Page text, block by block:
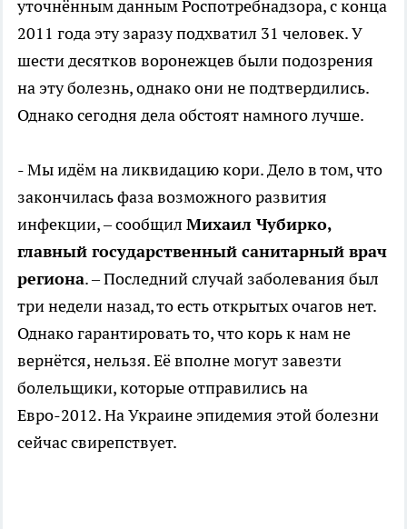
уточнённым данным Роспотребнадзора, с конца
2011 года эту заразу подхватил 31 человек. У
шести десятков воронежцев были подозрения
на эту болезнь, однако они не подтвердились.
Однако сегодня дела обстоят намного лучше.
- Мы идём на ликвидацию кори. Дело в том, что
закончилась фаза возможного развития
инфекции, – сообщил Михаил Чубирко,
главный государственный санитарный врач
региона. – Последний случай заболевания был
три недели назад, то есть открытых очагов нет.
Однако гарантировать то, что корь к нам не
вернётся, нельзя. Её вполне могут завезти
болельщики, которые отправились на
Евро-2012. На Украине эпидемия этой болезни
сейчас свирепствует.